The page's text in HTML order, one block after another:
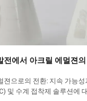
전에서 아크릴 에멀젼
젼으로의 전환: 지속 가능성
및 수계 접착제 솔루션에